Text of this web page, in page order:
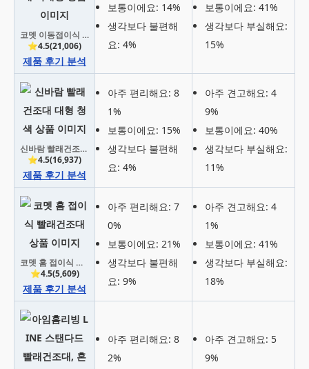
코멧 이동접이식 빨래건조대 특대형
⭐4.5(21,006)
제품 후기 분석
보통이에요: 14%
생각보다 불편해
요: 4%
보통이에요: 41%
생각보다 부실해요:
15%
신바람 빨래건조대 대형 청색
⭐4.5(16,937)
제품 후기 분석
아주 편리해요: 8
1%
보통이에요: 15%
생각보다 불편해
요: 4%
아주 견고해요: 4
9%
보통이에요: 40%
생각보다 부실해요:
11%
코멧 홈 접이식 빨래건조대
⭐4.5(5,609)
제품 후기 분석
아주 편리해요: 7
0%
보통이에요: 21%
생각보다 불편해
요: 9%
아주 견고해요: 4
1%
보통이에요: 41%
생각보다 부실해요:
18%
아주 편리해요: 8
2%
아주 견고해요: 5
9%